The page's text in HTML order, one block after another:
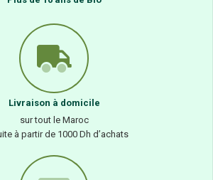
Livraison à domicile
sur tout le Maroc
à partir de 1000 Dh d’achats